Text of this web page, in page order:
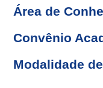
Área de
Convênio
Modalidade